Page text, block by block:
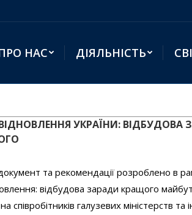
НАС ДІЯЛЬНІСТЬ
УКРАЇНИ:
та рекомендації розроблено в
відбудова заради кращого
співробітників галузевих міністерств та